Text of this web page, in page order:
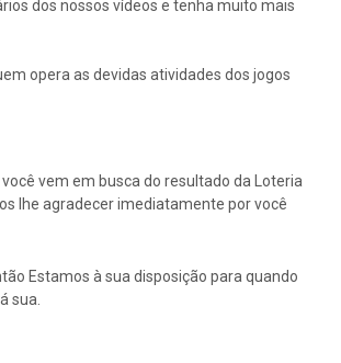
dos nossos vídeos e tenha muito mais
opera as devidas atividades dos jogos
vem em busca do resultado da Loteria
lhe agradecer imediatamente por você
Estamos à sua disposição para quando
sua.